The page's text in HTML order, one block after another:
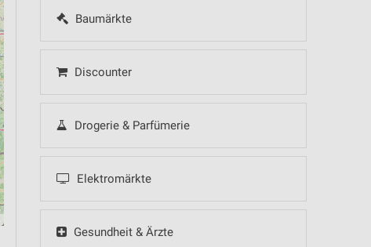
Baumärkte
Discounter
Drogerie & Parfümerie
Elektromärkte
Gesundheit & Ärzte